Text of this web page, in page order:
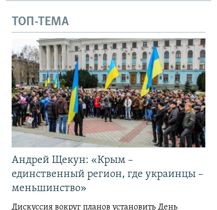
ТОП-ТЕМА
Андрей Щекун: «Крым –
единственный регион, где украинцы –
меньшинство»
Дискуссия вокруг планов установить День